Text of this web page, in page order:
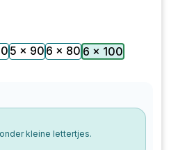
5 x 90 6 x 80 6 x 100
kleine lettertjes.